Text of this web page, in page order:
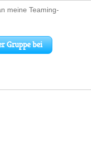
meine Teaming-
Gruppe bei